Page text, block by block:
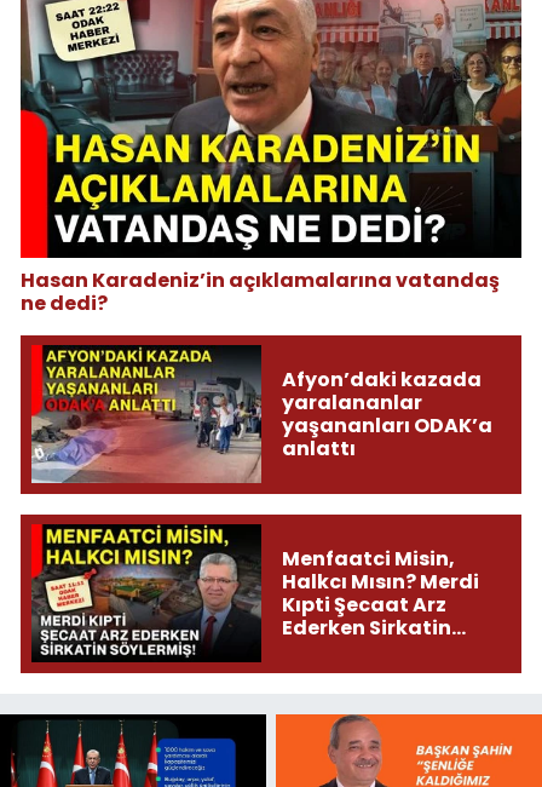
Hasan Karadeniz’in açıklamalarına vatandaş
ne dedi?
Afyon’daki kazada
yaralananlar
yaşananları ODAK’a
anlattı
Menfaatci Misin,
Halkcı Mısın? Merdi
Kıpti Şecaat Arz
Ederken Sirkatin